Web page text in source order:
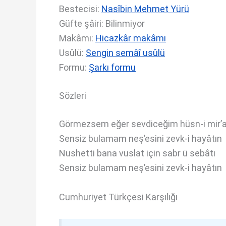
Bestecisi: Nasîbin Mehmet Yürü
Güfte şâiri: Bilinmiyor
Makâmı: Hicazkâr makâmı
Usûlü: Sengin semâî usûlü
Formu: Şarkı formu
Sözleri
Görmezsem eğer sevdiceğim hüsn-i
Sensiz bulamam neş’esini zevk-i hayâtın
Nushetti bana vuslat için sabr ü sebâtı
Sensiz bulamam neş’esini zevk-i hayâtın
Cumhuriyet Türkçesi Karşılığı